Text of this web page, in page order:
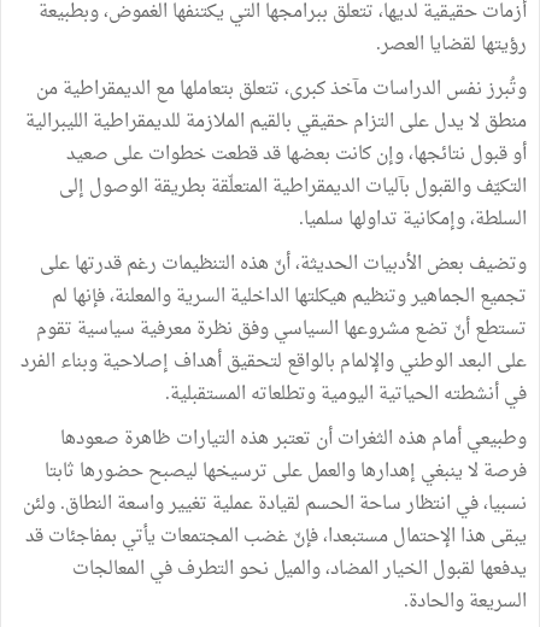
أزمات حقيقية لديها، تتعلق ببرامجها التي يكتنفها الغموض، وبطبيعة
رؤيتها لقضايا العصر.
وتُبرز نفس الدراسات مآخذ كبرى، تتعلق بتعاملها مع الديمقراطية من
منطق لا يدل على التزام حقيقي بالقيم الملازمة للديمقراطية الليبرالية
أو قبول نتائجها، وإن كانت بعضها قد قطعت خطوات على صعيد
التكيّف والقبول بآليات الديمقراطية المتعلّقة بطريقة الوصول إلى
السلطة، وإمكانية تداولها سلميا.
وتضيف بعض الأدبيات الحديثة، أنّ هذه التنظيمات رغم قدرتها على
تجميع الجماهير وتنظيم هيكلتها الداخلية السرية والمعلنة، فإنها لم
تستطع أنّ تضع مشروعها السياسي وفق نظرة معرفية سياسية تقوم
على البعد الوطني والإلمام بالواقع لتحقيق أهداف إصلاحية وبناء الفرد
في أنشطته الحياتية اليومية وتطلعاته المستقبلية.
وطبيعي أمام هذه الثغرات أن تعتبر هذه التيارات ظاهرة صعودها
فرصة لا ينبغي إهدارها والعمل على ترسيخها ليصبح حضورها ثابتا
نسبيا، في انتظار ساحة الحسم لقيادة عملية تغيير واسعة النطاق. ولئن
يبقى هذا الإحتمال مستبعدا، فإنّ غضب المجتمعات يأتي بمفاجئات قد
يدفعها لقبول الخيار المضاد، والميل نحو التطرف في المعالجات
السريعة والحادة.